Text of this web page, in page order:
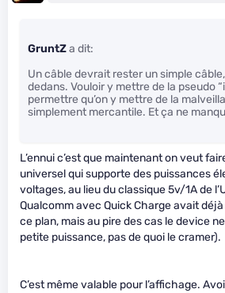
GruntZa dit:
Un câble devrait rester un simple
dedans. Vouloir y mettre de la pseudo
permettre qu’on y mettre de la
simplement mercantile. Et ça ne
L’ennui c’est que maintenant on veut
universel qui supporte des puissances
voltages, au lieu du classique 5v/1A de
Qualcomm avec Quick Charge avait
ce plan, mais au pire des cas le device
petite puissance, pas de quoi le cramer).
C’est même valable pour l’affichage.